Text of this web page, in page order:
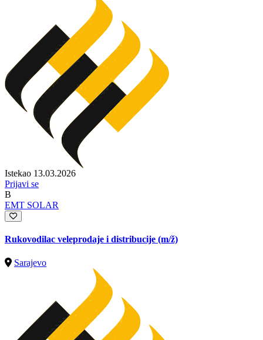
Istekao 13.03.2026
Prijavi se
B
EMT SOLAR
Rukovodilac veleprodaje i distribucije (m/ž)
Sarajevo